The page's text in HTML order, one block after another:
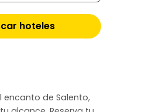
hoteles
encanto de Salento,